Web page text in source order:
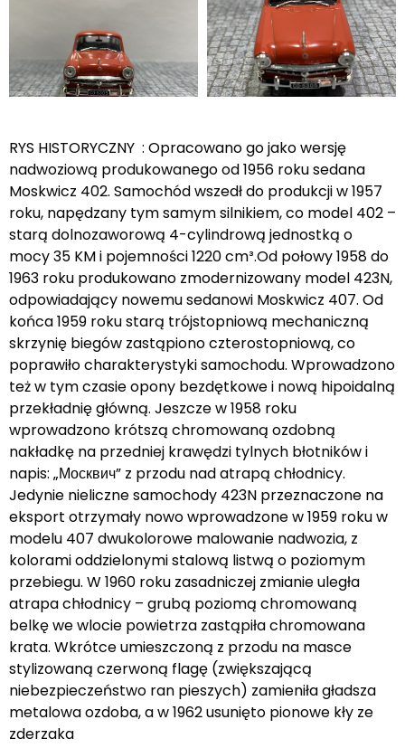
RYS HISTORYCZNY : Opracowano go jako wersję
nadwoziową produkowanego od 1956 roku sedana
Moskwicz 402. Samochód wszedł do produkcji w 1957
roku, napędzany tym samym silnikiem, co model 402 –
starą dolnozaworową 4-cylindrową jednostką o
mocy 35 KM i pojemności 1220 cm³.Od połowy 1958 do
1963 roku produkowano zmodernizowany model 423N,
odpowiadający nowemu sedanowi Moskwicz 407. Od
końca 1959 roku starą trójstopniową mechaniczną
skrzynię biegów zastąpiono czterostopniową, co
poprawiło charakterystyki samochodu. Wprowadzono
też w tym czasie opony bezdętkowe i nową hipoidalną
przekładnię główną. Jeszcze w 1958 roku
wprowadzono krótszą chromowaną ozdobną
nakładkę na przedniej krawędzi tylnych błotników i
napis: „Москвич” z przodu nad atrapą chłodnicy.
Jedynie nieliczne samochody 423N przeznaczone na
eksport otrzymały nowo wprowadzone w 1959 roku w
modelu 407 dwukolorowe malowanie nadwozia, z
kolorami oddzielonymi stalową listwą o poziomym
przebiegu. W 1960 roku zasadniczej zmianie uległa
atrapa chłodnicy – grubą poziomą chromowaną
belkę we wlocie powietrza zastąpiła chromowana
krata. Wkrótce umieszczoną z przodu na masce
stylizowaną czerwoną flagę (zwiększającą
niebezpieczeństwo ran pieszych) zamieniła gładsza
metalowa ozdoba, a w 1962 usunięto pionowe kły ze
zderzaka